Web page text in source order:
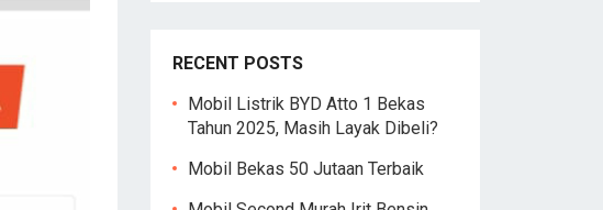
RECENT POSTS
Mobil Listrik BYD Atto 1 Bekas
Tahun 2025, Masih Layak Dibeli?
Mobil Bekas 50 Jutaan Terbaik